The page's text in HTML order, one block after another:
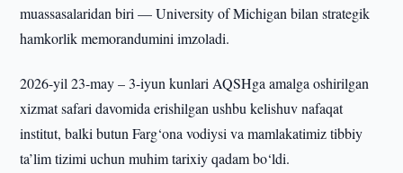
muassasalaridan biri — University of Michigan bilan strategik
hamkorlik memorandumini imzoladi.
2026-yil 23-may – 3-iyun kunlari AQSHga amalga oshirilgan
xizmat safari davomida erishilgan ushbu kelishuv nafaqat
institut, balki butun Farg‘ona vodiysi va mamlakatimiz tibbiy
ta’lim tizimi uchun muhim tarixiy qadam bo‘ldi.